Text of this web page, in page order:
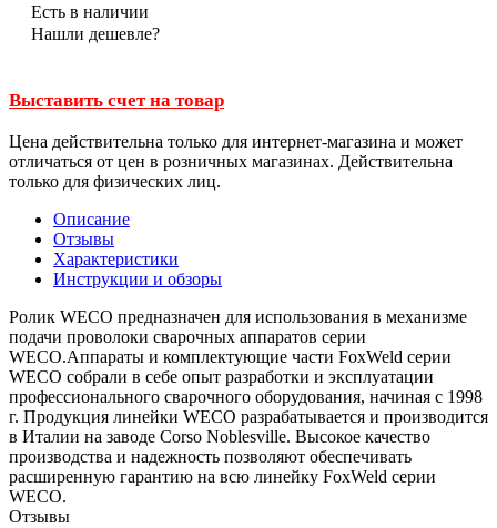
Есть в наличии
Нашли дешевле?
Выставить счет на товар
Цена действительна только для интернет-магазина и может
отличаться от цен в розничных магазинах. Действительна
только для физических лиц.
Описание
Отзывы
Характеристики
Инструкции и обзоры
Ролик WECO предназначен для использования в механизме
подачи проволоки сварочных аппаратов серии
WECO.Аппараты и комплектующие части FoxWeld серии
WECO собрали в себе опыт разработки и эксплуатации
профессионального сварочного оборудования, начиная с 1998
г. Продукция линейки WECO разрабатывается и производится
в Италии на заводе Corso Noblesville. Высокое качество
производства и надежность позволяют обеспечивать
расширенную гарантию на всю линейку FoxWeld серии
WECO.
Отзывы